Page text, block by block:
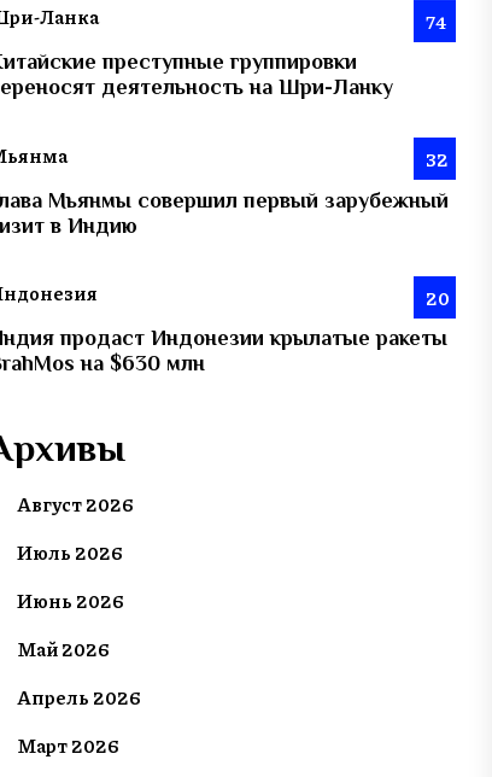
Ланка 74
преступные группировки
деятельность на Шри-Ланку
32
Мьянмы совершил первый зарубежный
в Индию
20
продаст Индонезии крылатые ракеты
на $630 млн
Август 2026
Июль 2026
Июнь 2026
Май 2026
Апрель 2026
Март 2026